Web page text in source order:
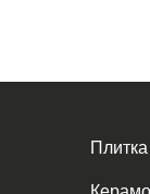
Плитка